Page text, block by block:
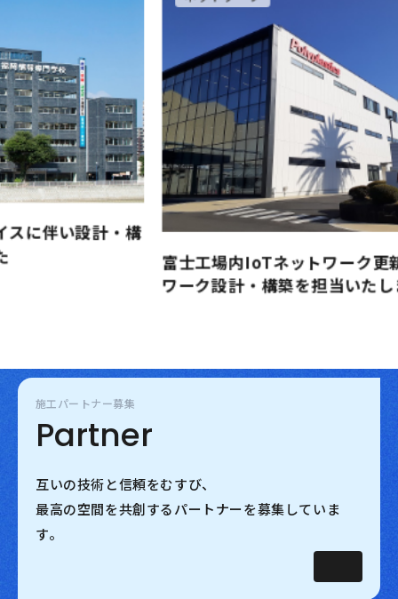
富士工場内IoTネットワーク更新に伴いネット
ワーク設計・構築を担当いたしました
本
し
施工パートナー募集
Partner
互いの技術と信頼をむすび、
最高の空間を共創するパートナーを募集していま
す。